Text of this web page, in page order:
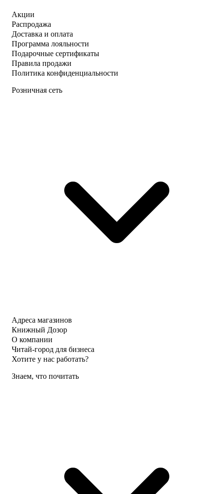
Акции
Распродажа
Доставка и оплата
Программа лояльности
Подарочные сертификаты
Правила продажи
Политика конфиденциальности
Розничная сеть
Адреса магазинов
Книжный Дозор
О компании
Читай-город для бизнеса
Хотите у нас работать?
Знаем, что почитать